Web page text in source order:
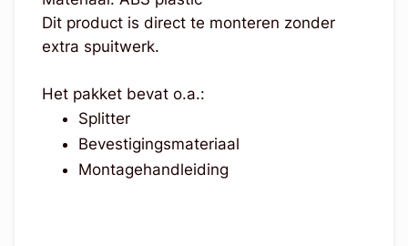
Dit product is direct te monteren zonder
extra spuitwerk.
Het pakket bevat o.a.:
Splitter
Bevestigingsmateriaal
Montagehandleiding